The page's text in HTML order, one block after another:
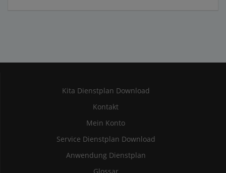
Kita Dienstplan Download
Kontakt
Mein Konto
Service Dienstplan Download
Anwendung Dienstplan